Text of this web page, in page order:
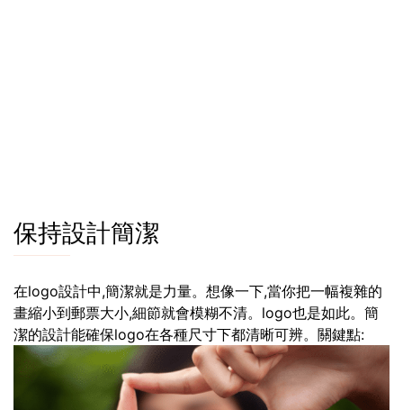
保持設計簡潔
在logo設計中,簡潔就是力量。想像一下,當你把一幅複雜的
畫縮小到郵票大小,細節就會模糊不清。logo也是如此。簡
潔的設計能確保logo在各種尺寸下都清晰可辨。關鍵點: